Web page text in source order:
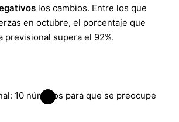
los cambios. Entre los que
en octubre, el porcentaje que
previsional supera el 92%.